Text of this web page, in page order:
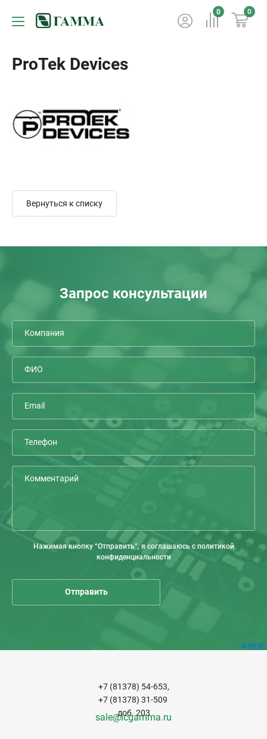
Р (RUB)
0 0
ProTek Devices
Вернуться к списку
Запрос консультации
Нажимая кнопку “Отправить”, я соглашаюсь с политикой
конфиденциальности
+7 (81378) 54-653,
+7 (81378) 31-509
доб. 203
sale@icgamma.ru